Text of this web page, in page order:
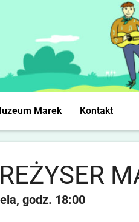
Marek Kontakt
18:00